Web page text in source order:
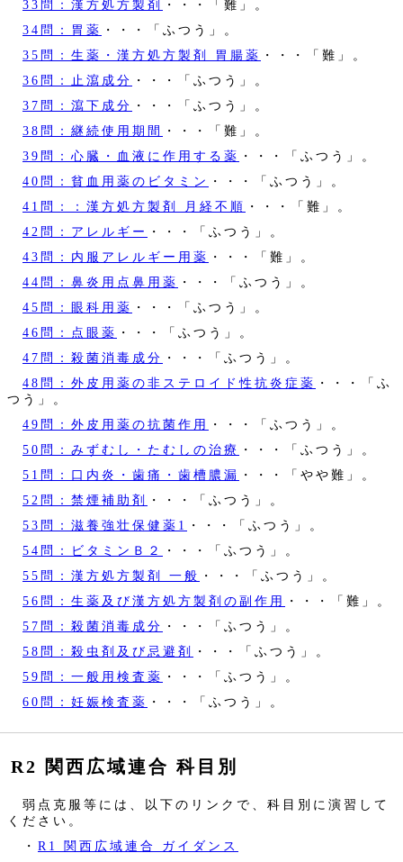
33問：漢方処方製剤
・・・「難」。
34問：胃薬 ・・・「ふつう」。
35問：生薬・漢方処方製剤 胃腸薬 ・・・「難」。
36問：止瀉成分 ・・・「ふつう」。
37問：瀉下成分 ・・・「ふつう」。
38問：継続使用期間
・・・「難」。
39問：心臓・血液に作用する薬 ・・・「ふつう」。
40問：貧血用薬のビタミン
・・・「ふつう」。
41問：：漢方処方製剤 月経不順 ・・・「難」。
42問：アレルギー
・・・「ふつう」。
43問：内服アレルギー用薬 ・・・「難」。
44問：鼻炎用点鼻用薬 ・・・「ふつう」。
45問：眼科用薬 ・・・「ふつう」。
46問：点眼薬 ・・・「ふつう」。
47問：殺菌消毒成分 ・・・「ふつう」。
48問：外皮用薬の非ステロイド性抗炎症薬 ・・・「ふ
つう」。
49問：外皮用薬の抗菌作用
・・・「ふつう」。
50問：みずむし・たむしの治療
・・・「ふつう」。
51問：口内炎・歯痛・歯槽膿漏 ・・・「やや難」。
52問：禁煙補助剤 ・・・「ふつう」。
53問：滋養強壮保健薬1
・・・「ふつう」。
54問：ビタミンＢ２
・・・「ふつう」。
55問：漢方処方製剤 一般 ・・・「ふつう」。
56問：生薬及び漢方処方製剤の副作用
・・・「難」。
57問：殺菌消毒成分 ・・・「ふつう」。
58問：殺虫剤及び忌避剤 ・・・「ふつう」。
59問：一般用検査薬 ・・・「ふつう」。
60問：妊娠検査薬 ・・・「ふつう」。
R2 関西広域連合 科目別
弱点克服等には、以下のリンクで、科目別に演習して
ください。
・ R1 関西広域連合 ガイダンス